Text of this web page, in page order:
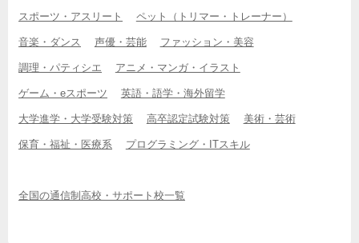
スポーツ・アスリート ペット（トリマー・トレーナー）
音楽・ダンス 声優・芸能 ファッション・美容
調理・パティシエ アニメ・マンガ・イラスト
ゲーム・eスポーツ 英語・語学・海外留学
大学進学・大学受験対策 高卒認定試験対策 美術・芸術
保育・福祉・医療系 プログラミング・ITスキル
全国の通信制高校・サポート校一覧